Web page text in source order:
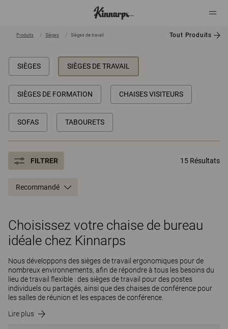
Produits Sièges Sièges de travail Tout Produits
SIÈGES SIÈGES DE TRAVAIL
SIÈGES DE FORMATION CHAISES VISITEURS
SOFAS TABOURETS
FILTRER 15 Résultats
Recommandé
Choisissez votre chaise de bureau
idéale chez Kinnarps
Nous développons des sièges de travail ergonomiques pour de
nombreux environnements, afin de répondre à tous les besoins du
lieu de travail flexible : des sièges de travail pour des postes
individuels ou partagés, ainsi que des chaises de conférence pour
les salles de réunion et les espaces de conférence.
Lire plus